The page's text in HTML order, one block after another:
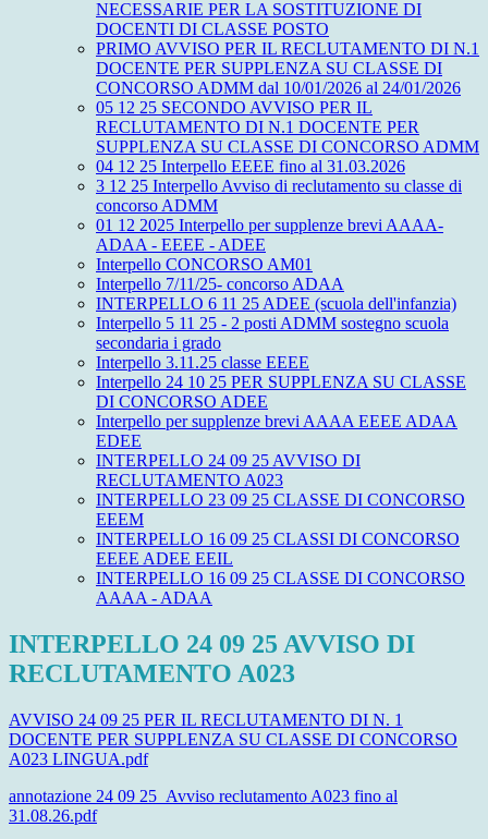
NECESSARIE PER LA SOSTITUZIONE DI
DOCENTI DI CLASSE POSTO
PRIMO AVVISO PER IL RECLUTAMENTO DI N.1
DOCENTE PER SUPPLENZA SU CLASSE DI
CONCORSO ADMM dal 10/01/2026 al 24/01/2026
05 12 25 SECONDO AVVISO PER IL
RECLUTAMENTO DI N.1 DOCENTE PER
SUPPLENZA SU CLASSE DI CONCORSO ADMM
04 12 25 Interpello EEEE fino al 31.03.2026
3 12 25 Interpello Avviso di reclutamento su classe di
concorso ADMM
01 12 2025 Interpello per supplenze brevi AAAA-
ADAA - EEEE - ADEE
Interpello CONCORSO AM01
Interpello 7/11/25- concorso ADAA
INTERPELLO 6 11 25 ADEE (scuola dell'infanzia)
Interpello 5 11 25 - 2 posti ADMM sostegno scuola
secondaria i grado
Interpello 3.11.25 classe EEEE
Interpello 24 10 25 PER SUPPLENZA SU CLASSE
DI CONCORSO ADEE
Interpello per supplenze brevi AAAA EEEE ADAA
EDEE
INTERPELLO 24 09 25 AVVISO DI
RECLUTAMENTO A023
INTERPELLO 23 09 25 CLASSE DI CONCORSO
EEEM
INTERPELLO 16 09 25 CLASSI DI CONCORSO
EEEE ADEE EEIL
INTERPELLO 16 09 25 CLASSE DI CONCORSO
AAAA - ADAA
INTERPELLO 24 09 25 AVVISO DI
RECLUTAMENTO A023
AVVISO 24 09 25 PER IL RECLUTAMENTO DI N. 1
DOCENTE PER SUPPLENZA SU CLASSE DI CONCORSO
A023 LINGUA.pdf
annotazione 24 09 25_Avviso reclutamento A023 fino al
31.08.26.pdf